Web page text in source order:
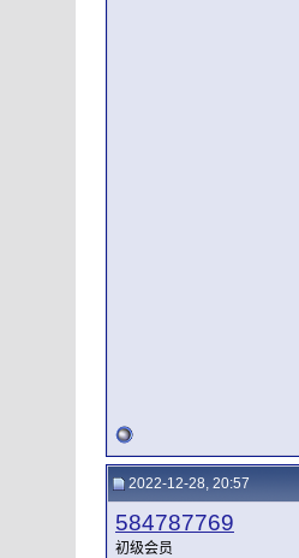
2022-12-28, 20:57
584787769
初级会员